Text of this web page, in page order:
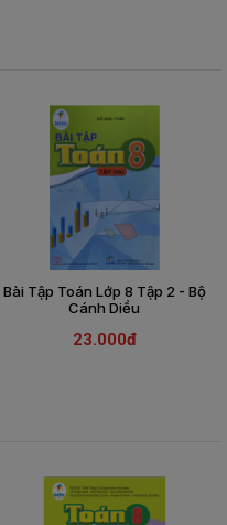
Bài Tập Toán Lớp 8 Tập 2 - Bộ
Cánh Diều
23.000đ